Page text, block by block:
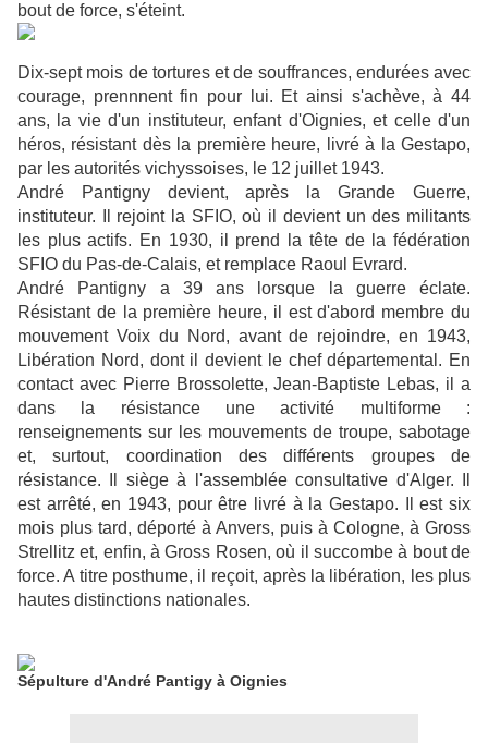
bout de force, s'éteint.
Dix-sept mois de tortures et de souffrances, endurées avec
courage, prennnent fin pour lui. Et ainsi s'achève, à 44
ans, la vie d'un instituteur, enfant d'Oignies, et celle d'un
héros, résistant dès la première heure, livré à la Gestapo,
par les autorités vichyssoises, le 12 juillet 1943.
André Pantigny devient, après la Grande Guerre,
instituteur. Il rejoint la SFIO, où il devient un des militants
les plus actifs. En 1930, il prend la tête de la fédération
SFIO du Pas-de-Calais, et remplace Raoul Evrard.
André Pantigny a 39 ans lorsque la guerre éclate.
Résistant de la première heure, il est d'abord membre du
mouvement Voix du Nord, avant de rejoindre, en 1943,
Libération Nord, dont il devient le chef départemental. En
contact avec Pierre Brossolette, Jean-Baptiste Lebas, il a
dans la résistance une activité multiforme :
renseignements sur les mouvements de troupe, sabotage
et, surtout, coordination des différents groupes de
résistance. Il siège à l'assemblée consultative d'Alger. Il
est arrêté, en 1943, pour être livré à la Gestapo. Il est six
mois plus tard, déporté à Anvers, puis à Cologne, à Gross
Strellitz et, enfin, à Gross Rosen, où il succombe à bout de
force. A titre posthume, il reçoit, après la libération, les plus
hautes distinctions nationales.
Sépulture d'André Pantigy à Oignies